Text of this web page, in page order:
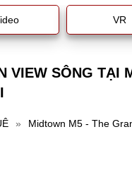
VR
VIEW SÔNG TẠI
» Midtown M5 - The